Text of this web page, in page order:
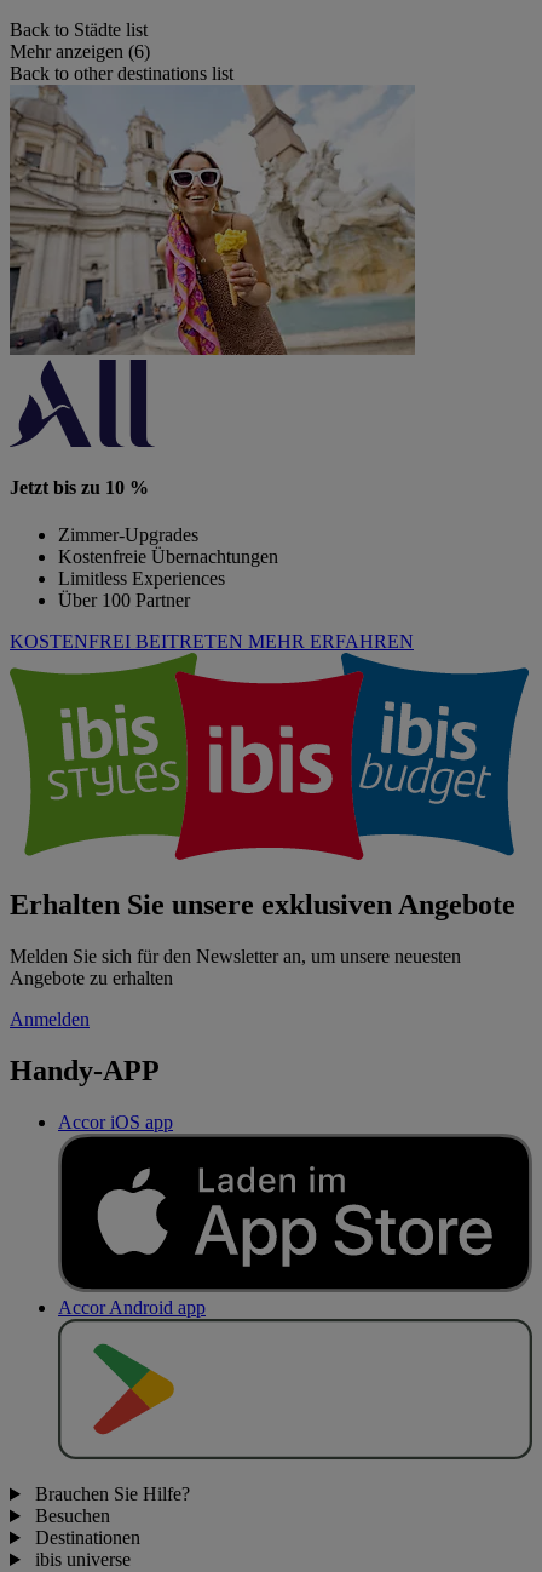
Back to Städte list
Mehr anzeigen (6)
Back to other destinations list
Jetzt bis zu 10 %
Zimmer-Upgrades
Kostenfreie Übernachtungen
Limitless Experiences
Über 100 Partner
KOSTENFREI BEITRETEN MEHR ERFAHREN
Erhalten Sie unsere exklusiven Angebote
Melden Sie sich für den Newsletter an, um unsere neuesten
Angebote zu erhalten
Anmelden
Handy-APP
Accor iOS app
Accor Android app
Brauchen Sie Hilfe?
Besuchen
Destinationen
ibis universe